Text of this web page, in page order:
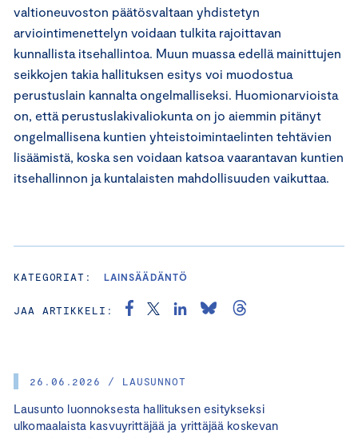
26.06.2026 / LAUSUNNOT
Lausunto luonnoksesta hallituksen esitykseksi
ulkomaalaista kasvuyrittäjää ja yrittäjää koskevan
valtioneuvoston päätösvaltaan yhdistetyn
arviointimenettelyn voidaan tulkita rajoittavan
kunnallista itsehallintoa. Muun muassa edellä mainittujen
seikkojen takia hallituksen esitys voi muodostua
perustuslain kannalta ongelmalliseksi. Huomionarvioista
on, että perustuslakivaliokunta on jo aiemmin pitänyt
ongelmallisena kuntien yhteistoimintaelinten tehtävien
lisäämistä, koska sen voidaan katsoa vaarantavan kuntien
itsehallinnon ja kuntalaisten mahdollisuuden vaikuttaa.
KATEGORIAT: LAINSÄÄDÄNTÖ
JAA ARTIKKELI: